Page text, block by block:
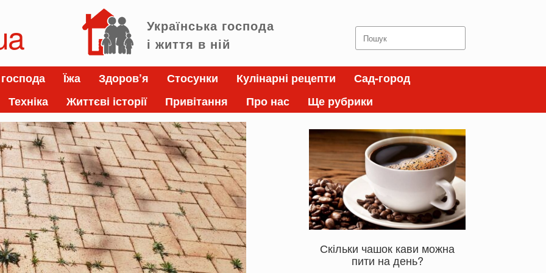
Українська господа
і життя в ній
Search
for:
Їжа Здоров’я Стосунки Кулінарні рецепти
Сад-город
Техніка Життєві історії Привітання Про нас Ще рубрики
Скільки чашок кави можна
пити на день?